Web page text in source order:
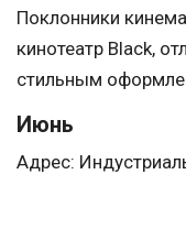
Поклонники
кинотеатр Black,
стильным
Июнь
Адрес: